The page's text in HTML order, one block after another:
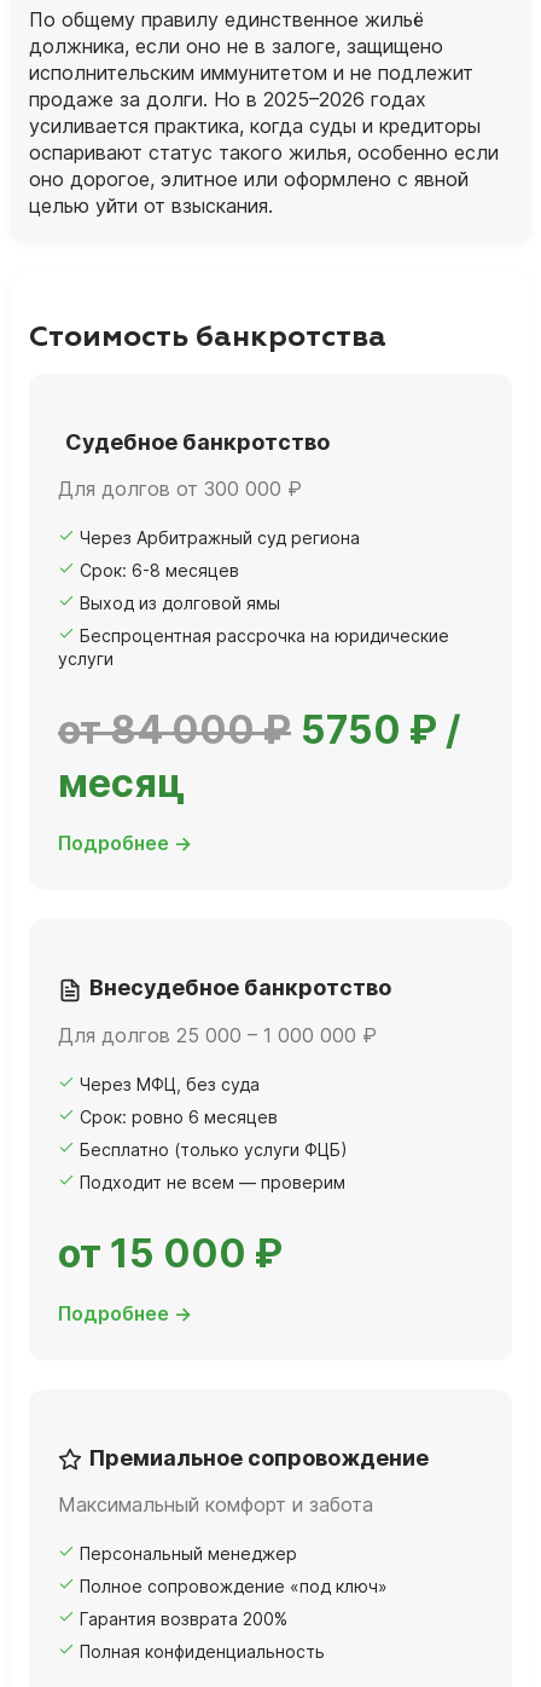
По общему правилу единственное жильё
должника, если оно не в залоге, защищено
исполнительским иммунитетом и не подлежит
продаже за долги. Но в 2025–2026 годах
усиливается практика, когда суды и кредиторы
оспаривают статус такого жилья, особенно если
оно дорогое, элитное или оформлено с явной
целью уйти от взыскания.
Стоимость банкротства
Судебное банкротство
Для долгов от 300 000 ₽
Через Арбитражный суд региона
Срок: 6-8 месяцев
Выход из долговой ямы
Беспроцентная рассрочка на юридические
услуги
от 84 000 ₽ 5750 ₽ /
месяц
Подробнее →
Внесудебное банкротство
Для долгов 25 000 – 1 000 000 ₽
Через МФЦ, без суда
Срок: ровно 6 месяцев
Бесплатно (только услуги ФЦБ)
Подходит не всем — проверим
от 15 000 ₽
Подробнее →
Премиальное сопровождение
Максимальный комфорт и забота
Персональный менеджер
Полное сопровождение «под ключ»
Гарантия возврата 200%
Полная конфиденциальность